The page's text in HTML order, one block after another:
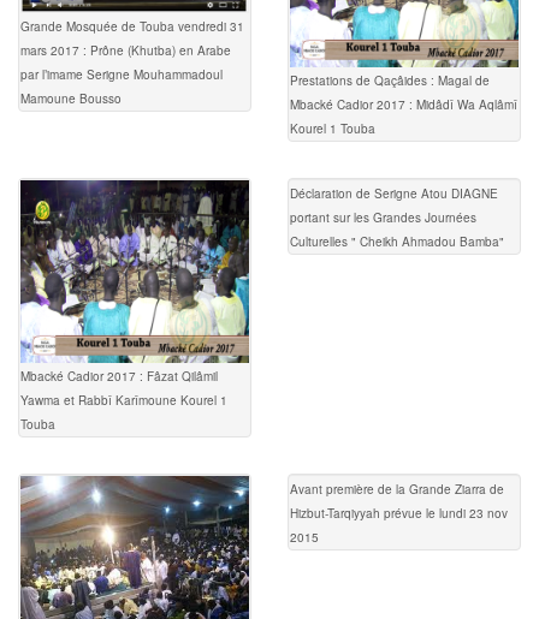
Grande Mosquée de Touba vendredi 31
mars 2017 : Prône (Khutba) en Arabe
par l’imame Serigne Mouhammadoul
Mamoune Bousso
Prestations de Qaçâides : Magal de
Mbacké Cadior 2017 : Midâdî Wa Aqlâmî
Kourel 1 Touba
Mbacké Cadior 2017 : Fâzat Qilâmil
Yawma et Rabbî Karîmoune Kourel 1
Touba
Déclaration de Serigne Atou DIAGNE
portant sur les Grandes Journées
Culturelles " Cheikh Ahmadou Bamba"
Avant première de la Grande Ziarra de
Hizbut-Tarqiyyah prévue le lundi 23 nov
2015